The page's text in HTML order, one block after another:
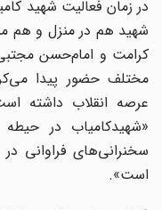
در زمان فعالیت شهید
شهید هم در منزل و هم
کرامت و امام‌حسن‌
مختلف حضور پیدا
عرصه انقلاب داشته
«شهیدکامیاب در حیطه
سخنرانی‌های فراوانی
است».